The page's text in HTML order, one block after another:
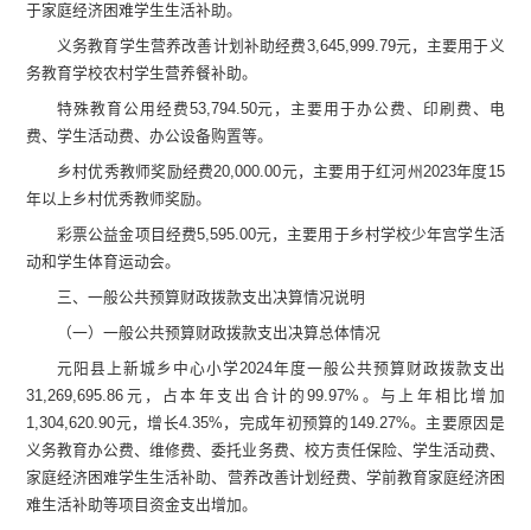
于家庭经济困难学生生活补助。
义务教育学生营养改善计划补助经费3,645,999.79元，主要用于 义
务教育学校农村学生营养餐补助。
特殊教育公用 经费53,794.50元，主要用于办公费、印刷费、电
费、学生活动费、办公设备购置等。
乡村优秀教师奖励经费20,000.00元，主要用于红河州 2023年度 15
年以上乡村优秀教师奖励。
彩票公益金项目 经费5,595.00元，主要用于乡村学校少年宫学生活
动和学生体育运动会。
三、一般公共预算财政拨款支出决算情况说明
（一）一般公共预算财政拨款支出决算总体情况
元阳县上新城乡中心小学2024年度一般公共预算财政拨款支出
31,269,695.86 元， 占本年支出合计的99.97% 。与上年相比增加
1,304,620.90元，增长4.35% ，完成年初预算的 149.27%。 主要原因是
义务教育办公费、维修费、委托业务费、校方责任保险、 学生活动费、
家庭经济困难学生生活补助、 营养改善计划 经费、学前教育家庭经济困
难生活补助等项目资金支出增加。